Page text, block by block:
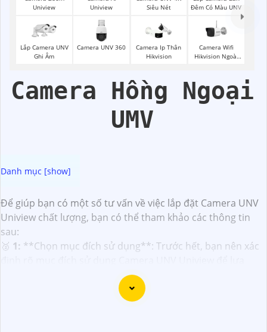
Uniview
Uniview
Siêu Nét
Đêm Có Màu UNV
Lắp Camera UNV
Ghi Âm
Camera UNV 360
Camera Ip Thân
Hikvision
Camera Wifi
Hikvision Ngoài
Camera Hồng Ngoại
UMV
Để giúp bạn có một số tư vấn về việc lắp đặt Camera UNV
Uniview chất lượng, bạn có thể tham khảo các thông tin
sau:
️🥈 1: **Chọn mục đích sử dụng**: Trước hết, bạn nên xác
chọn loại Camera phù hợp với nhu cầu của bạn như giám
**Chọn mô hình Camera**: UNV Uniview cung cấp